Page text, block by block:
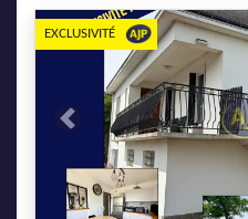
Previous
EXCLUSIVITÉ